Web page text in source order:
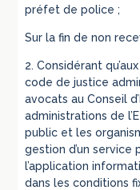
préfet de police ;
Sur la fin de non
2. Considérant
code de justice
avocats au Conseil
administrations de
public et les
gestion d’un service
l’application
dans les conditions